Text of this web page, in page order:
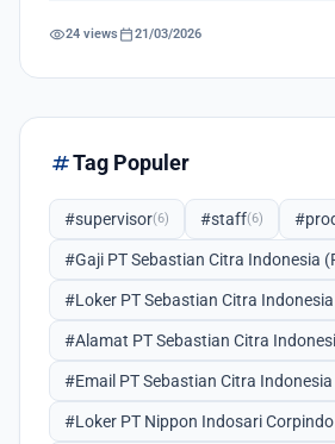
visibility24 views calendar_today21/03/2026
tagTag Populer
#supervisor(6) #staff(6)
#Gaji PT Sebastian Citra Indonesia
#Loker PT Sebastian Citra
#Alamat PT Sebastian Citra
#Email PT Sebastian Citra Indonesia
#Loker PT Nippon Indosari